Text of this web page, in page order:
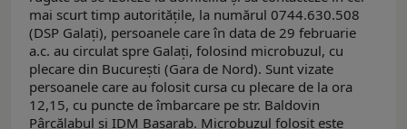
mai scurt timp autoritățile, la numărul 0744.630.508
(DSP Galați), persoanele care în data de 29 februarie
a.c. au circulat spre Galați, folosind microbuzul, cu
plecare din București (Gara de Nord). Sunt vizate
persoanele care au folosit cursa cu plecare de la ora
12,15, cu puncte de îmbarcare pe str. Baldovin
Pârcălabul și IDM Basarab. Microbuzul folosit este